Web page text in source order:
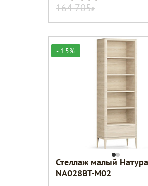
164 705Р
- 15%
Стеллаж малый Натура
NA028BT-M02